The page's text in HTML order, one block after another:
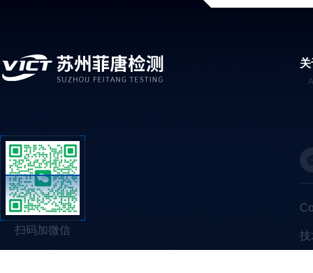
扫码加微信 技